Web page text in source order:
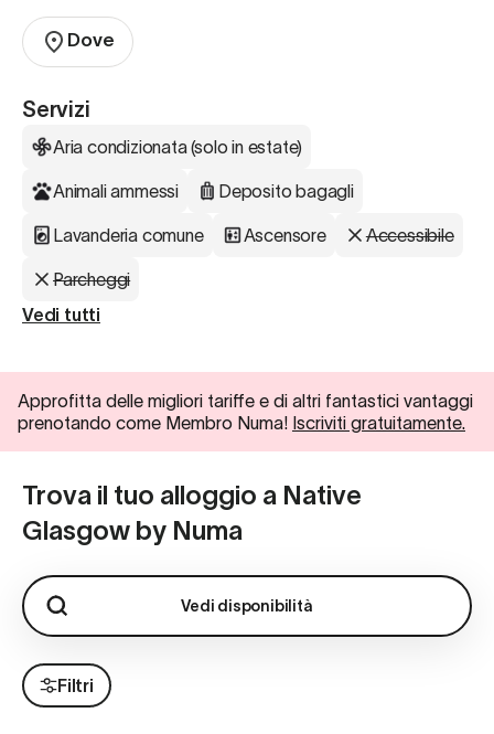
Dove
Servizi
Aria condizionata (solo in estate)
Animali ammessi Deposito bagagli
Lavanderia comune Ascensore Accessibile
Parcheggi
Vedi tutti
Approfitta delle migliori tariffe e di altri fantastici vantaggi
prenotando come Membro Numa! Iscriviti gratuitamente.
Trova il tuo alloggio a Native
Glasgow by Numa
Vedi disponibilità
Filtri